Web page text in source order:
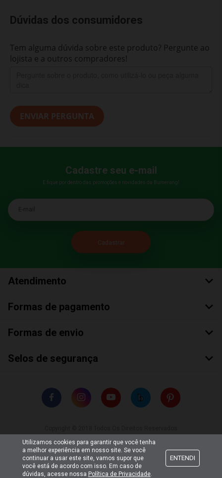
Dúvidas dos consumidores
Tem alguma dúvida sobre este produto? Pergunte ao
lojista e a outros compradores!
ENVIAR PERGUNTA
Cadastre seu e-mail
E fique por dentro das promoções e novidades da Bumerang!
E-mail
Atendimento
Formas de pagamento
Formas de envio
Selos de segurança
Utilizamos cookies para garantir que você tenha
a melhor experiência em nosso site. Se você
continuar a usar este site, vamos supor que
você está de acordo com isso. Em caso de
dúvidas, acesse nossa Política de Privacidade.
ENTENDI